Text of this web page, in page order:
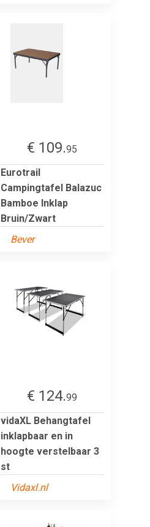
€ 109.95
Eurotrail
Campingtafel Balazuc
Bamboe Inklap
Bruin/Zwart
Bever
€ 124.99
vidaXL Behangtafel
inklapbaar en in
hoogte verstelbaar 3
st
Vidaxl.nl